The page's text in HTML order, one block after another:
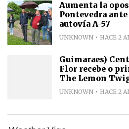
Aumenta la
Pontevedra
autovía A-57
UNKNOWN HACE 2
Guimaraes)
Flor recebe o
The Lemon
UNKNOWN HACE 2